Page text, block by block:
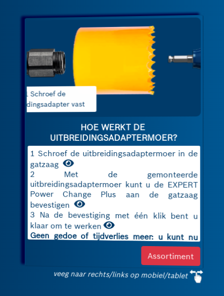
2 Bevestig de EXPERT
Power Change
HOE WERKT DE
UITBREIDINGSADAPTERMOER?
1 Schroef de uitbreidingsadaptermoer in de
gatzaag
2 Met de gemonteerde
uitbreidingsadaptermoer kunt u de EXPERT
Power Change Plus aan de gatzaag
bevestigen
3 Na de bevestiging met één klik bent u
klaar om te werken
Geen gedoe of tijdverlies meer: u kunt nu
eenvoudig materiaalkernen uit elke
Assortiment
veeg naar rechts/links op mobiel/tablet